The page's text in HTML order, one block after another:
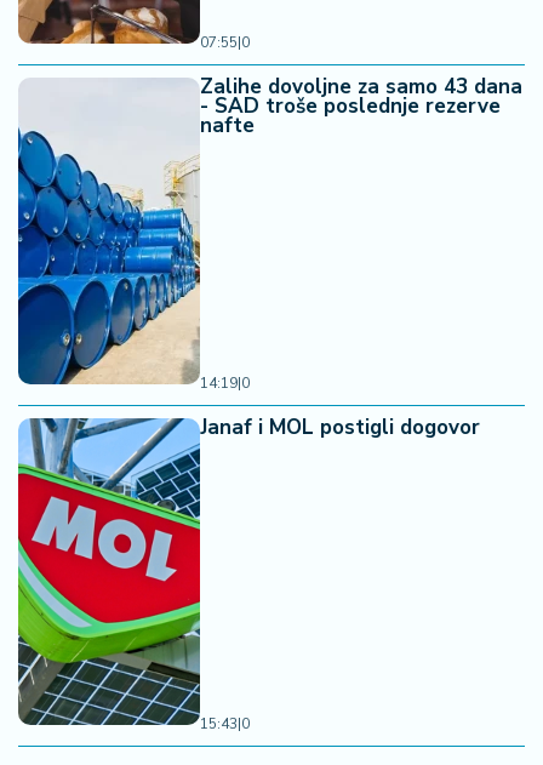
07:55|0
Zalihe dovoljne za samo 43 dana
- SAD troše poslednje rezerve
nafte
14:19|0
Janaf i MOL postigli dogovor
15:43|0